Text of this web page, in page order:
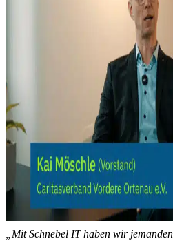
„Mit Schnebel IT haben wir